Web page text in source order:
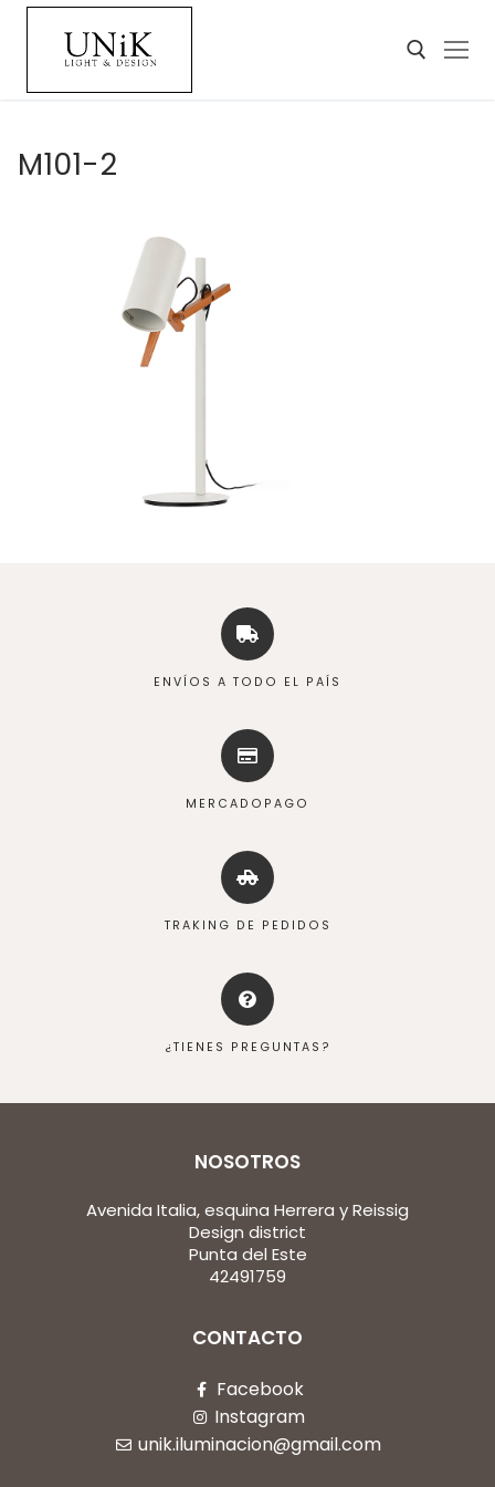
M101-2
ENVÍOS A TODO EL PAÍS
MERCADOPAGO
TRAKING DE PEDIDOS
¿TIENES PREGUNTAS?
NOSOTROS
Avenida Italia, esquina Herrera y Reissig
Design district
Punta del Este
42491759
CONTACTO
Facebook
Instagram
unik.iluminacion@gmail.com